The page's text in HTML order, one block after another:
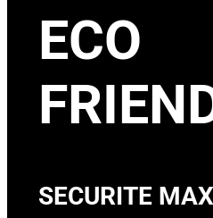
ECO
SECURITE